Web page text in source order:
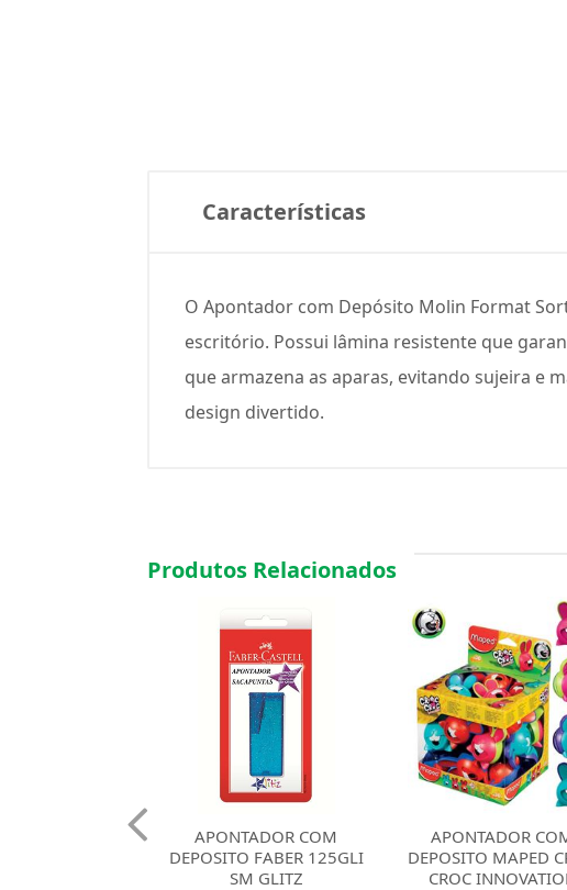
Características
O Apontador com Depósito Molin Format
escritório. Possui lâmina resistente que
que armazena as aparas, evitando sujeira e
design divertido.
Produtos Relacionados
APONTADOR COM
DEPOSITO MAPED CROC
CROC INNOVATION
APONTADOR
DEPOSITO CIS
RETANGULAR